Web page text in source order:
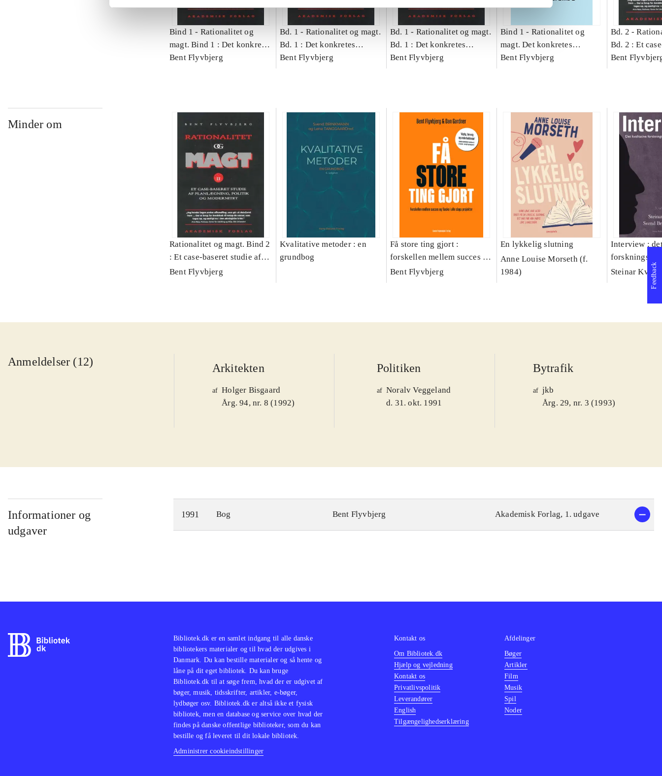
Bind 1 - Rationalitet og
magt. Bind 1 : Det konkretes
videnskab
Bent Flyvbjerg
Bd. 1 - Rationalitet og magt.
Bd. 1 : Det konkretes
videnskab
Bent Flyvbjerg
Bd. 1 - Rationalitet og magt.
Bd. 1 : Det konkretes
videnskab
Bent Flyvbjerg
Bind 1 - Rationalitet og
magt. Det konkretes
videnskab. Bind 1
Bent Flyvbjerg
Bd. 2 -
Bd. 2 : Et
studie af
Bent
Minder om
Rationalitet og magt. Bind 2
: Et case-baseret studie af
planlægning, politik og
Bent Flyvbjerg
Kvalitative metoder : en
grundbog
Få store ting gjort :
forskellen mellem succes og
fiasko i alle slags projekter
Bent Flyvbjerg
En lykkelig slutning
Anne Louise Morseth (f.
1984)
Interview :
håndværk
Steinar Kvale
Anmeldelser (12) Arkitekten
af Holger Bisgaard
Årg. 94, nr. 8 (1992)
Politiken
af Noralv Veggeland
d. 31. okt. 1991
Bytrafik
af jkb
Årg. 29, nr. 3 (1993)
Informationer og
udgaver
1991 Bog Bent Flyvbjerg Akademisk Forlag, 1. udgave
Feedback
Bibliotek.dk er en samlet indgang til alle danske
bibliotekers materialer og til hvad der udgives i
Danmark. Du kan bestille materialer og så hente og
låne på dit eget bibliotek. Du kan bruge
Bibliotek.dk til at søge frem, hvad der er udgivet af
bøger, musik, tidsskrifter, artikler, e-bøger,
lydbøger osv. Bibliotek.dk er altså ikke et fysisk
bibliotek, men en database og service over hvad der
findes på danske offentlige biblioteker, som du kan
bestille og få leveret til dit lokale bibliotek.
Administrer cookieindstillinger
Kontakt os
Om Bibliotek.dk
Hjælp og vejledning
Kontakt os
Privatlivspolitik
Leverandører
English
Tilgængelighedserklæring
Afdelinger
Bøger
Artikler
Film
Musik
Spil
Noder